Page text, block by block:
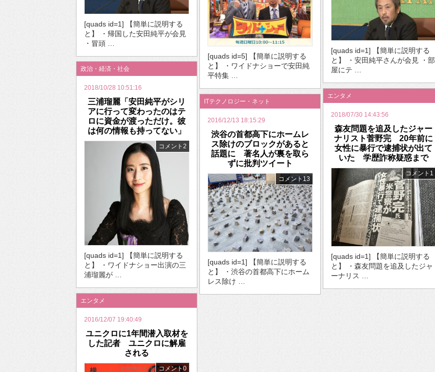
[quads id=1] 【簡単に説明する
と】 ・帰国した安田純平が会見
・冒頭 …
[quads id=1] 【簡単に説明する
と】 ・安田純平さんが会見 ・部
屋にテ …
[quads id=5] 【簡単に説明する
と】 ・ワイドナショーで安田純
平特集 …
政治・経済・社会
2018/10/28 10:51:16
三浦瑠麗「安田純平がシリ
アに行って変わったのはテ
ロに資金が渡っただけ。彼
は何の情報も持ってない」
コメント2
[quads id=1] 【簡単に説明する
と】 ・ワイドナショー出演の三
浦瑠麗が …
エンタメ
2018/07/30 14:43:56
森友問題を追及したジャー
ナリスト菅野完 20年前に
女性に暴行で逮捕状が出て
いた 学歴詐称疑惑まで
コメント1
[quads id=1] 【簡単に説明する
と】 ・森友問題を追及したジャ
ーナリス …
ITテクノロジー・ネット
2016/12/13 18:15:29
渋谷の首都高下にホームレ
ス除けのブロックがあると
話題に 著名人が裏を取ら
ずに批判ツイート
コメント13
[quads id=1] 【簡単に説明する
と】 ・渋谷の首都高下にホーム
レス除け …
エンタメ
2016/12/07 19:40:49
ユニクロに1年間潜入取材を
した記者 ユニクロに解雇
される
コメント0